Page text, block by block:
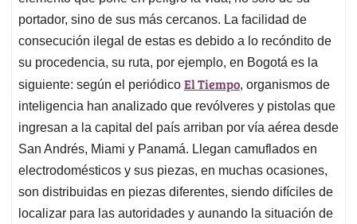
portador, sino de sus más cercanos. La facilidad de
consecución ilegal de estas es debido a lo recóndito de
su procedencia, su ruta, por ejemplo, en Bogotá es la
siguiente: según el periódico El Tiempo, organismos de
inteligencia han analizado que revólveres y pistolas que
ingresan a la capital del país arriban por vía aérea desde
San Andrés, Miami y Panamá. Llegan camuflados en
electrodomésticos y sus piezas, en muchas ocasiones,
son distribuidas en piezas diferentes, siendo difíciles de
localizar para las autoridades y aunando la situación de